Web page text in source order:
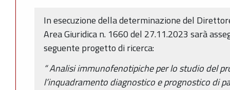
In esecuzione della determinazione del
Area Giuridica n. 1660 del 27.11.2023 sarà
seguente progetto di ricerca:
“Analisi immunofenotipiche per lo studio del
l’inquadramento diagnostico e prognostico di